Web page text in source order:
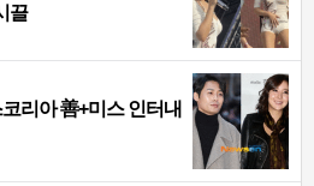
끌
코리아 善+미스 인터내